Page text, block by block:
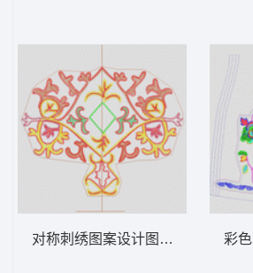
对称刺绣图案设计图 抽象吉祥三角
彩